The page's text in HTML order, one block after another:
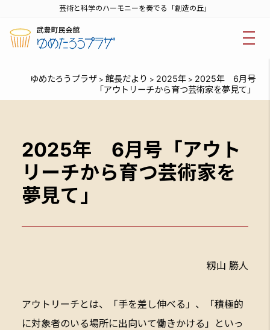
芸術と科学のハーモニーを奏でる「創造の丘」
ゆめたろうプラザ > 館長だより > 2025年 > 2025年 6月号
「アウトリーチから育つ芸術家を夢見て」
2025年 6月号「アウト
リーチから育つ芸術家を
夢見て」
籾山 勝人
アウトリーチとは、「手を差し伸べる」、「積極的
に対象者のいる場所に出向いて働きかける」といっ